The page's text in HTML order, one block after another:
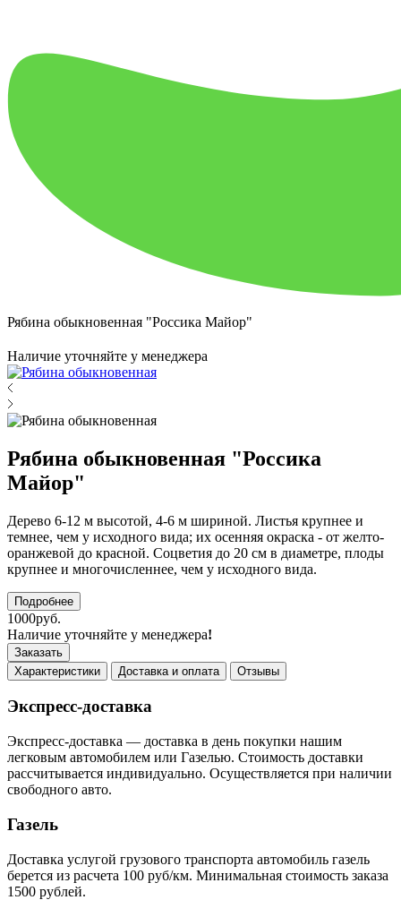
Рябина обыкновенная "Россика Майор"
Наличие уточняйте у менеджера
Рябина обыкновенная "Россика
Майор"
Дерево 6-12 м высотой, 4-6 м шириной. Листья крупнее и
темнее, чем у исходного вида; их осенняя окраска - от желто-
оранжевой до красной. Соцветия до 20 см в диаметре, плоды
крупнее и многочисленнее, чем у исходного вида.
Подробнее
1000руб.
Наличие уточняйте у менеджера!
Заказать
Характеристики
Доставка и оплата Отзывы
Экспресс-доставка
Экспресс-доставка — доставка в день покупки нашим
легковым автомобилем или Газелью. Стоимость доставки
рассчитывается индивидуально. Осуществляется при наличии
свободного авто.
Газель
Доставка услугой грузового транспорта автомобиль газель
берется из расчета 100 руб/км. Минимальная стоимость заказа
1500 рублей.